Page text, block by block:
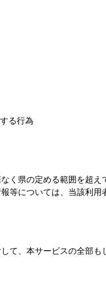
る行為
く県の定める範囲を超え
等については、当該利用
て、本サービスの全部も